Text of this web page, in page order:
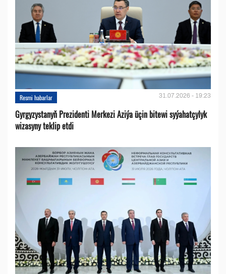
Resmi habarlar 31.07.2026 - 19:23
Gyrgyzystanyň Prezidenti Merkezi Aziýa üçin bitewi syýahatçylyk
wizasyny teklip etdi